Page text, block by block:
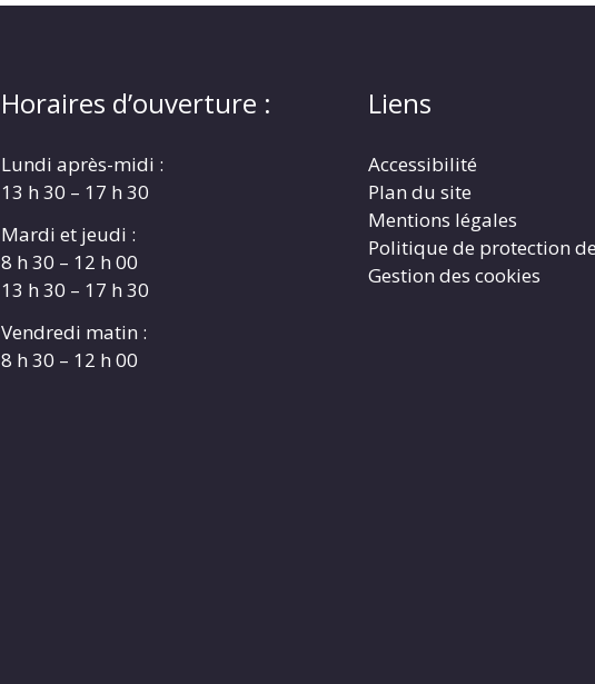
Horaires d’ouverture :
Lundi après-midi :
13 h 30 – 17 h 30
Mardi et jeudi :
8 h 30 – 12 h 00
13 h 30 – 17 h 30
Vendredi matin :
8 h 30 – 12 h 00
Liens
Accessibilité
Plan du site
Mentions légales
Politique de protection
Gestion des cookies